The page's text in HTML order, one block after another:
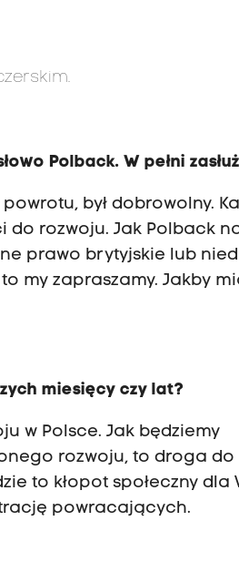
Polback. W pełni
był dobrowolny.
rozwoju. Jak Polback
prawo brytyjskie lub
my zapraszamy. Jakby
miesięcy czy lat?
w Polsce. Jak będziemy
rozwoju, to droga do
to kłopot społeczny dla
powracających.